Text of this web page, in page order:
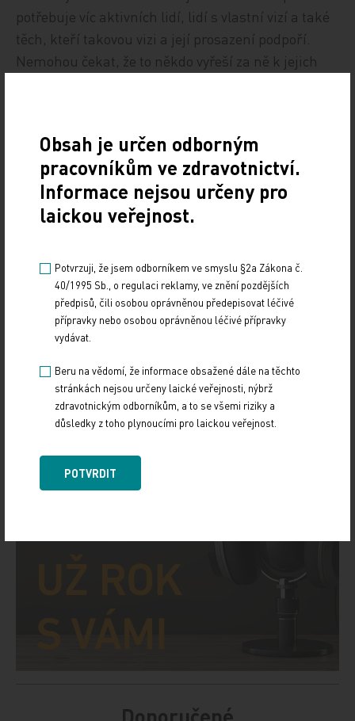
potřebuje víc aktivních lidí, lidí s vlastní vizí a také
těch, kteří takovou vizi a její prosazení podpoří.
Nemohou čekat, že to někdo vyřeší za ně k jejich
Zdroj: Medical Tribune
IMPORT: TITULY
Sdílejte článek
Obsah je určen odborným
pracovníkům ve zdravotnictví.
Informace nejsou určeny pro
laickou veřejnost.
Potvrzuji, že jsem odborníkem ve smyslu §2a Zákona č.
40/1995 Sb., o regulaci reklamy, ve znění pozdějších
předpisů, čili osobou oprávněnou předepisovat léčivé
přípravky nebo osobou oprávněnou léčivé přípravky
vydávat.
Beru na vědomí, že informace obsažené dále na těchto
stránkách nejsou určeny laické veřejnosti, nýbrž
zdravotnickým odborníkům, a to se všemi riziky a
důsledky z toho plynoucími pro laickou veřejnost.
POTVRDIT